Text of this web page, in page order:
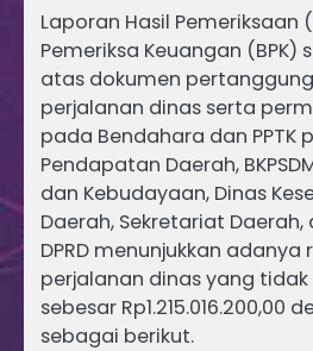
Laporan Hasil Pemeriksaan
Pemeriksa Keuangan (BPK)
atas dokumen
perjalanan dinas serta
pada Bendahara dan PPTK
Pendapatan Daerah,
dan Kebudayaan, Dinas
Daerah, Sekretariat
DPRD menunjukkan adanya
perjalanan dinas yang
sebesar Rp1.215.016.200,00
sebagai berikut.